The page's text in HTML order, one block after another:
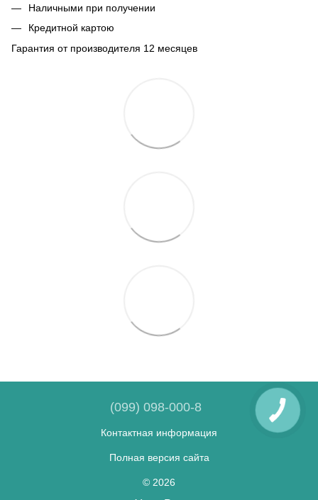
Наличными при получении
Кредитной картою
Гарантия от производителя 12 месяцев
(099) 098-000-8
Контактная информация
Полная версия сайта
© 2026